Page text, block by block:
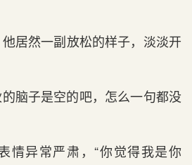
居然一副放松的样子，淡淡开
脑子是空的吧，怎么一句都没
情异常严肃，“你觉得我是你